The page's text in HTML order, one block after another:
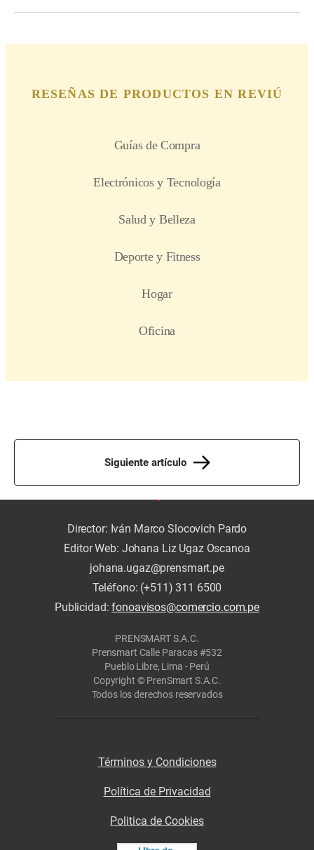
Siguiente artículo
Director: Iván Marco Slocovich Pardo
Editor Web: Johana Liz Ugaz Oscanoa
johana.ugaz@prensmart.pe
Teléfono: (+511) 311 6500
Publicidad:fonoavisos@comercio.com.pe
PRENSMART S.A.C.
Prensmart Calle Paracas #532
Pueblo Libre, Lima - Perú
Copyright © PrenSmart S.A.C.
Todos los derechos reservados
Términos y Condiciones
Política de Privacidad
Politica de Cookies